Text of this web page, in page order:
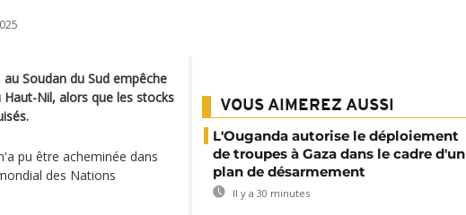
Soudan du Sud empêche
Nil, alors que les stocks
pu être acheminée dans
des Nations
VOUS AIMEREZ AUSSI
L'Ouganda autorise le déploiement
de troupes à Gaza dans le cadre d'un
plan de désarmement
Il y a 30 minutes